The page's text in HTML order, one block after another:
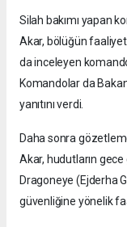
Silah bakımı yapan
Akar, bölüğün
da inceleyen
Komandolar da
yanıtını verdi.
Daha sonra
Akar, hudutların
Dragoneye (Ejderha
güvenliğine yönelik